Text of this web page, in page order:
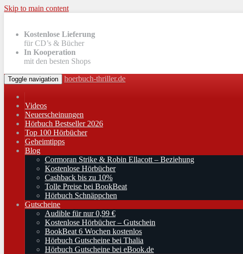
Skip to main content
Kostenlose Lieferung
für CD’s & Bücher
In Kooperation
mit den besten Shops
Toggle navigation hoerbuch-thriller.de
Videos
Neuerscheinungen
Hörbuch Bestseller 2026
Top 100 Hörbücher
Geheimtipps
Blog
Cormoran Strike & Robin Ellacott – Beziehung
Kostenlose Hörbücher
Cashback bis zu 10%
Tolle Preise bei BookBeat
Hörbuch Schnäppchen
Gutscheine
Audible für nur 0,99 €
Kostenlose Hörbücher – Gutschein
BookBeat 6 Wochen kostenlos
Hörbuch Gutscheine bei Thalia
Hörbuch Gutscheine bei eBook.de